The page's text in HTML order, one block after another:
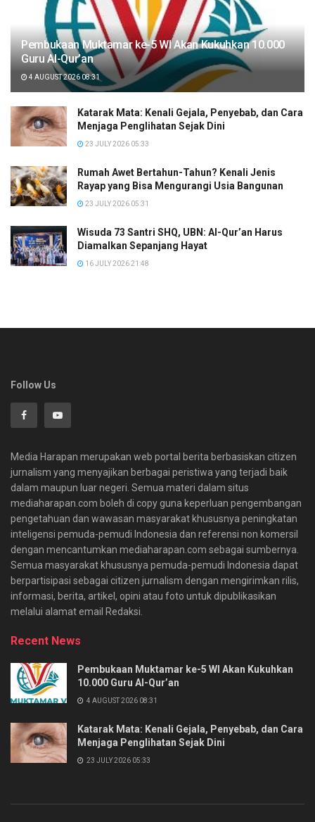
Pembukaan Muktamar ke-5 WI Akan Kukuhkan 10.000
Guru Al-Qur’an
4 AUGUST 2026 08:31
Katarak Mata: Kenali Gejala, Penyebab, dan Cara
Menjaga Penglihatan Sejak Dini
23 JULY 2026 05:33
Rumah Awet Bertahun-Tahun? Kenali Jenis
Rayap yang Bisa Mengurangi Usia Bangunan
23 JULY 2026 05:31
Wisuda 73 Santri SHQ, UBN: Al-Qur’an Harus
Diamalkan Sepanjang Hayat
16 JULY 2026 21:48
Follow Us
Media Harapan merupakan web portal berita berbasiskan citizen
jurnalism yang menyajikan berbagai peristiwa yang terjadi baik
dalam maupun luar negeri. Semua materi dalam situs
mediaharapan.com boleh di copy guna keperluan pengembangan
pengetahuan dan wawasan masyarakat khususnya peningkatan
inteligensi pemuda-pemudi Indonesia dan referensi non komersil
dengan mencantumkan mediaharapan.com sebagai sumbernya.
Semua masyarakat khususnya pemuda-pemudi Indonesia dapat
berpartisipasi sebagai citizen jurnalism dengan mengirimkan rilis,
informasi, berita, artikel, opini atau foto untuk dipublikasikan
melalui alamat email Redaksi.
Recent News
Pembukaan Muktamar ke-5 WI Akan Kukuhkan
10.000 Guru Al-Qur’an
4 AUGUST 2026 08:31
Katarak Mata: Kenali Gejala, Penyebab, dan Cara
Menjaga Penglihatan Sejak Dini
23 JULY 2026 05:33